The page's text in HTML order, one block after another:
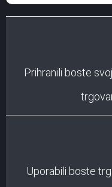
Prihranili boste
Uporabili boste